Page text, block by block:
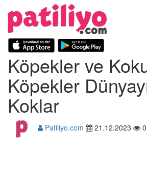
Köpekler ve
Köpekler
Koklar
Patiliyo.com 21.12.2023 0